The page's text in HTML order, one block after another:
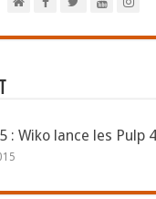
: Wiko lance les Pulp